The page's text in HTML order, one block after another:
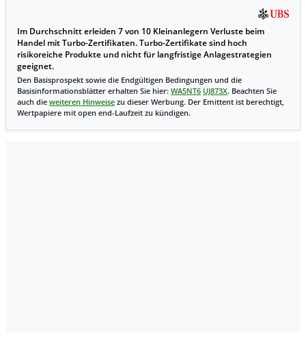
Im Durchschnitt erleiden 7 von 10 Kleinanlegern Verluste beim
Handel mit Turbo-Zertifikaten. Turbo-Zertifikate sind hoch
risikoreiche Produkte und nicht für langfristige Anlagestrategien
geeignet.
Den Basisprospekt sowie die Endgültigen Bedingungen und die
Basisinformationsblätter erhalten Sie hier: WA5NT6 UJ873X. Beachten Sie
auch die weiteren Hinweise zu dieser Werbung. Der Emittent ist berechtigt,
Wertpapiere mit open end-Laufzeit zu kündigen.